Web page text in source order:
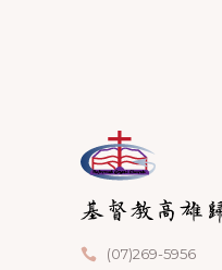
(07)269-5956